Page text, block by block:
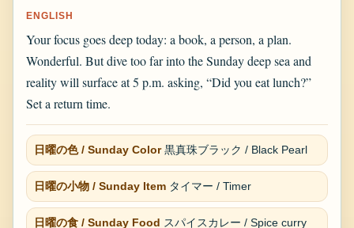
ENGLISH
Your focus goes deep today: a book, a person, a plan.
Wonderful. But dive too far into the Sunday deep sea and
reality will surface at 5 p.m. asking, “Did you eat lunch?”
Set a return time.
日曜の色 / Sunday Color黒真珠ブラック / Black Pearl
日曜の小物 / Sunday Itemタイマー / Timer
日曜の食 / Sunday Food スパイスカレー / Spice curry